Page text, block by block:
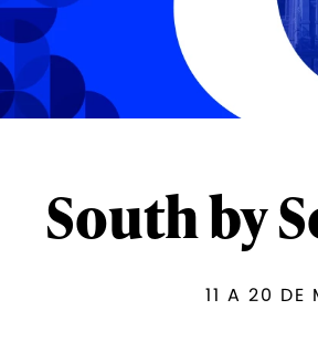
South by
11 A 20 DE